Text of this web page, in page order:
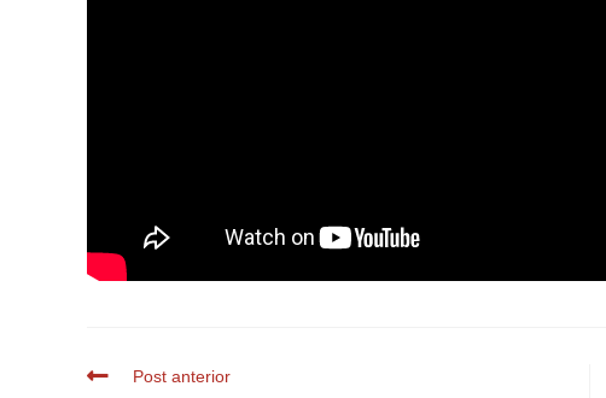
Post anterior